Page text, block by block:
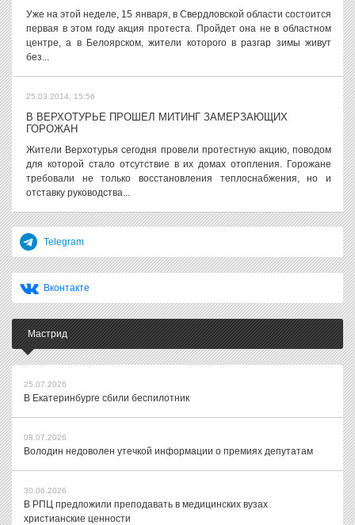
Уже на этой неделе, 15 января, в Свердловской области состоится
первая в этом году акция протеста. Пройдет она не в областном
центре, а в Белоярском, жители которого в разгар зимы живут
без...
25.03.2014, 15:56
В ВЕРХОТУРЬЕ ПРОШЕЛ МИТИНГ ЗАМЕРЗАЮЩИХ
ГОРОЖАН
Жители Верхотурья сегодня провели протестную акцию, поводом
для которой стало отсутствие в их домах отопления. Горожане
требовали не только восстановления теплоснабжения, но и
отставку руководства...
Telegram
Вконтакте
Мастрид
25.07.2026
В Екатеринбурге сбили беспилотник
08.07.2026
Володин недоволен утечкой информации о премиях депутатам
30.06.2026
В РПЦ предложили преподавать в медицинских вузах
христианские ценности